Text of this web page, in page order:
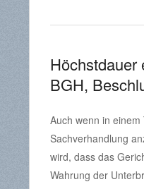
Höchstdauer
BGH,
06-
19
Auch wenn in
Sachverhandlung
wird, dass das
Wahrung der